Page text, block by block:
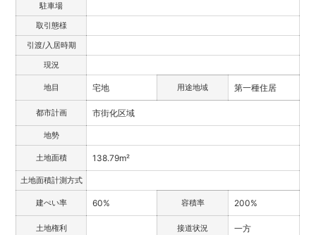
駐車場
取引態様
引渡/入居時期
現況
地目 宅地 用途地域 第一種住居
都市計画 市街化区域
地勢
土地面積 138.79m²
土地面積計測方式
建ぺい率 60% 容積率 200%
土地権利 接道状況 一方